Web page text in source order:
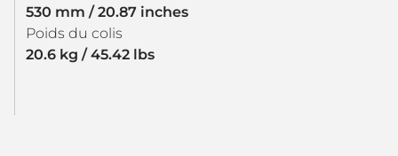
530 mm / 20.87 inches
Poids du colis
20.6 kg / 45.42 lbs